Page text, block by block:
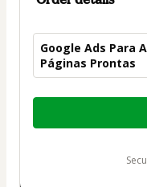
Google Ads Para
Páginas Prontas
Total